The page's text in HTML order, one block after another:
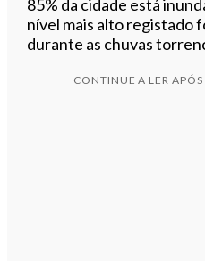
85% da cidade está
nível mais alto registado
durante as chuvas
CONTINUE A LER